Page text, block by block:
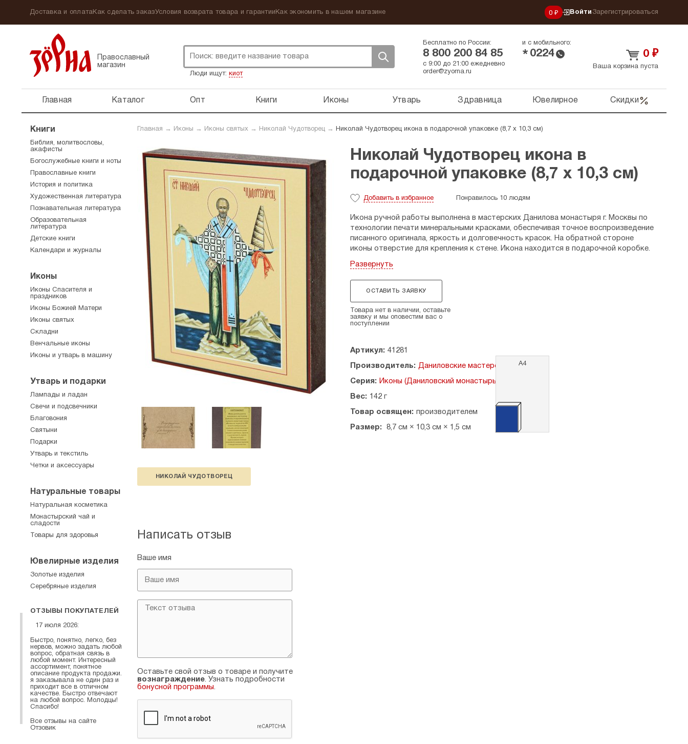
Доставка и оплатаКак сделать заказУсловия возврата товара и гарантии Как экономить в нашем магазине 0 ₽ Войти Зарегистрироваться
Православный
магазин
Люди ищут: киот
Бесплатно по России:
8 800 200 84 85
и с мобильного:
* 0224
с 9:00 до 21:00 ежедневно
order@zyorna.ru
0 ₽
Ваша корзина пуста
Главная Каталог Опт Книги Иконы Утварь Здравница Ювелирное Скидки
Главная → Иконы → Иконы святых → Николай Чудотворец → Николай Чудотворец икона в подарочной упаковке (8,7 х 10,3 см)
НИКОЛАЙ ЧУДОТВОРЕЦ
Николай Чудотворец икона в
подарочной упаковке (8,7 х 10,3 см)
Добавить в избранное Понравилось 10 людям
Икона ручной работы выполнена в мастерских Данилова монастыря г. Москвы по
технологии печати минеральными красками, обеспечивая точное воспроизведение
писанного оригинала, яркость и долговечность красок. На обратной стороне
иконы отверстие для крепления к стене. Икона находится в подарочной коробке.
Материал: МФД.
Размеры: 8,7 х 10,3 см, толщина - 1,5 см.
Страна производитель: Россия, г. Москва, Даниловский Монастырь.
Развернуть
ОСТАВИТЬ ЗАЯВКУ
Товара нет в наличии, оставьте
заявку и мы оповестим вас о
поступлении
Артикул: 41281
Производитель: Даниловские мастерские, Москва
Серия: Иконы (Даниловский монастырь)
Вес: 142 г
Товар освящен: производителем
Размер: 8,7 см × 10,3 см × 1,5 см
А4
Написать отзыв
Ваше имя
Оставьте свой отзыв о товаре и получите
вознаграждение. Узнать подробности
бонусной программы.
Книги
Библия, молитвословы,
акафисты
Богослужебные книги и ноты
Православные книги
История и политика
Художественная литература
Познавательная литература
Образовательная
литература
Детские книги
Календари и журналы
Иконы
Иконы Спасителя и
праздников
Иконы Божией Матери
Иконы святых
Складни
Венчальные иконы
Иконы и утварь в машину
Утварь и подарки
Лампады и ладан
Свечи и подсвечники
Благовония
Святыни
Подарки
Утварь и текстиль
Четки и аксессуары
Натуральные товары
Натуральная косметика
Монастырский чай и
сладости
Товары для здоровья
Ювелирные изделия
Золотые изделия
Серебряные изделия
ОТЗЫВЫ ПОКУПАТЕЛЕЙ
17 июля 2026:
Быстро, понятно, легко, без
нервов, можно задать любой
вопрос, обратная связь в
любой момент. Интересный
ассортимент, понятное
описание продукта продажи.
я заказывала не один раз и
приходит все в отличном
качестве. Быстро отвечают
на любой вопрос. Молодцы!
Спасибо!
Все отзывы на сайте
Отзовик